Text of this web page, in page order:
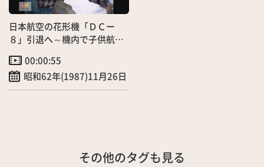
日本航空の花形機「ＤＣー
８」引退へ～機内で子供航空
00:00:55
昭和62年(1987)11月26日
その他のタグも見る